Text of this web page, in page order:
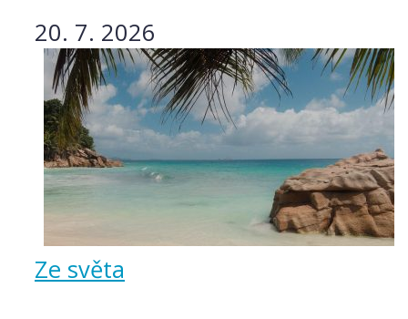
20. 7. 2026
Ze světa